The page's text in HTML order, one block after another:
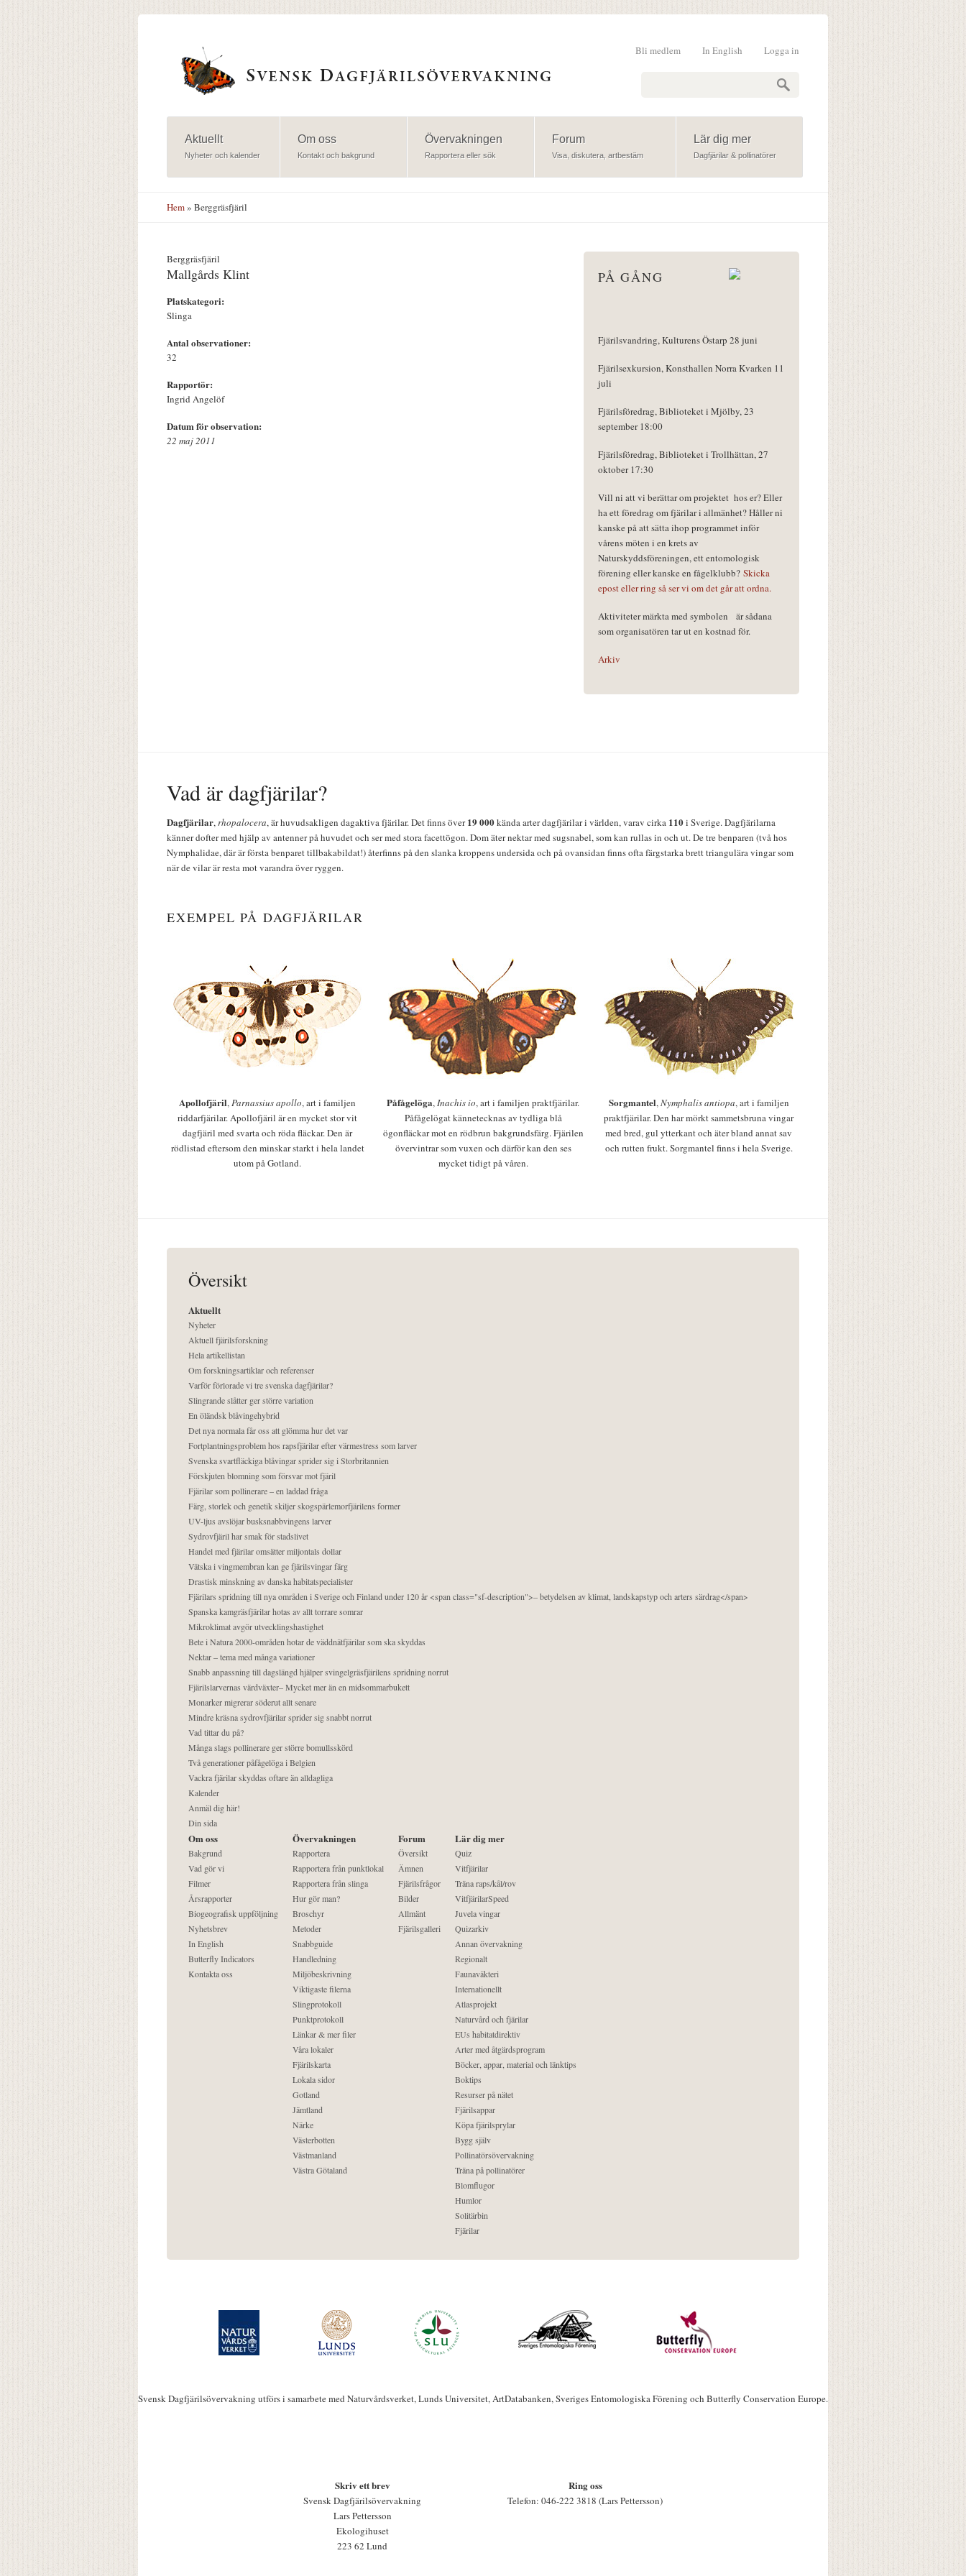
Logga in
In English
Bli medlem
Aktuellt
Nyheter och kalender
Om oss
Kontakt och bakgrund
Övervakningen
Rapportera eller sök
Forum
Visa, diskutera, artbestäm
Lär dig mer
Dagfjärilar & pollinatörer
Hem» Berggräsfjäril
Berggräsfjäril
Mallgårds Klint
Platskategori:
Slinga
Antal observationer:
32
Rapportör:
Ingrid Angelöf
Datum för observation:
22 maj 2011
PÅ GÅNG
Fjärilsvandring, Kulturens Östarp 28 juni
Fjärilsexkursion, Konsthallen Norra Kvarken 11
juli
Fjärilsföredrag, Biblioteket i Mjölby, 23
september 18:00
Fjärilsföredrag, Biblioteket i Trollhättan, 27
oktober 17:30
Vill ni att vi berättar om projektet hos er? Eller
ha ett föredrag om fjärilar i allmänhet? Håller ni
kanske på att sätta ihop programmet inför
vårens möten i en krets av
Naturskyddsföreningen, ett entomologisk
förening eller kanske en fågelklubb? Skicka
epost eller ring så ser vi om det går att ordna.
Aktiviteter märkta med symbolen
är sådana
som organisatören tar ut en kostnad för.
Arkiv
Vad är dagfjärilar?
Dagfjärilar,rhopalocera, är huvudsakligen dagaktiva fjärilar. Det finns över19 000kända arter dagfjärilar i världen, varav cirka 110i Sverige. Dagfjärilarna
känner dofter med hjälp av antenner på huvudet och ser med stora facettögon. Dom äter nektar med sugsnabel, som kan rullas in och ut. De tre benparen (två hos
Nymphalidae, där är första benparet tillbakabildat!) återfinns på den slanka kroppens undersida och på ovansidan finns ofta färgstarka brett triangulära vingar som
när de vilar är resta mot varandra över ryggen.
EXEMPEL PÅ DAGFJÄRILAR
Apollofjäril,Parnassius apollo, art i familjen
riddarfjärilar. Apollofjäril är en mycket stor vit
dagfjäril med svarta och röda fläckar. Den är
rödlistad eftersom den minskar starkt i hela landet
utom på Gotland.
Påfågelöga,Inachis io, art i familjen praktfjärilar.
Påfågelögat kännetecknas av tydliga blå
ögonfläckar mot en rödbrun bakgrundsfärg. Fjärilen
övervintrar som vuxen och därför kan den ses
mycket tidigt på våren.
Sorgmantel,Nymphalis antiopa, art i familjen
praktfjärilar. Den har mörkt sammetsbruna vingar
med bred, gul ytterkant och äter bland annat sav
och rutten frukt. Sorgmantel finns i hela Sverige.
Översikt
Aktuellt
Nyheter
Aktuell fjärilsforskning
Hela artikellistan
Om forskningsartiklar och referenser
Varför förlorade vi tre svenska dagfjärilar?
Slingrande slåtter ger större variation
En öländsk blåvingehybrid
Det nya normala får oss att glömma hur det var
Fortplantningsproblem hos rapsfjärilar efter värmestress som larver
Svenska svartfläckiga blåvingar sprider sig i Storbritannien
Förskjuten blomning som försvar mot fjäril
Fjärilar som pollinerare – en laddad fråga
Färg, storlek och genetik skiljer skogspärlemorfjärilens former
UV-ljus avslöjar busksnabbvingens larver
Sydrovfjäril har smak för stadslivet
Handel med fjärilar omsätter miljontals dollar
Vätska i vingmembran kan ge fjärilsvingar färg
Drastisk minskning av danska habitatspecialister
Fjärilars spridning till nya områden i Sverige och Finland under 120 år <span class="sf-description">– betydelsen av klimat, landskapstyp och arters särdrag</span>
Spanska kamgräsfjärilar hotas av allt torrare somrar
Mikroklimat avgör utvecklingshastighet
Bete i Natura 2000-områden hotar de väddnätfjärilar som ska skyddas
Nektar – tema med många variationer
Snabb anpassning till dagslängd hjälper svingelgräsfjärilens spridning norrut
Fjärilslarvernas värdväxter– Mycket mer än en midsommarbukett
Monarker migrerar söderut allt senare
Mindre kräsna sydrovfjärilar sprider sig snabbt norrut
Vad tittar du på?
Många slags pollinerare ger större bomullsskörd
Två generationer påfågelöga i Belgien
Vackra fjärilar skyddas oftare än alldagliga
Kalender
Anmäl dig här!
Din sida
Om oss
Bakgrund
Vad gör vi
Filmer
Årsrapporter
Biogeografisk uppföljning
Nyhetsbrev
In English
Butterfly Indicators
Kontakta oss
Övervakningen
Rapportera
Rapportera från punktlokal
Rapportera från slinga
Hur gör man?
Broschyr
Metoder
Snabbguide
Handledning
Miljöbeskrivning
Viktigaste filerna
Slingprotokoll
Punktprotokoll
Länkar & mer filer
Våra lokaler
Fjärilskarta
Lokala sidor
Gotland
Jämtland
Närke
Västerbotten
Västmanland
Västra Götaland
Forum
Översikt
Ämnen
Fjärilsfrågor
Bilder
Allmänt
Fjärilsgalleri
Lär dig mer
Quiz
Vitfjärilar
Träna raps/kål/rov
VitfjärilarSpeed
Juvela vingar
Quizarkiv
Annan övervakning
Regionalt
Faunaväkteri
Internationellt
Atlasprojekt
Naturvård och fjärilar
EUs habitatdirektiv
Arter med åtgärdsprogram
Böcker, appar, material och länktips
Boktips
Resurser på nätet
Fjärilsappar
Köpa fjärilsprylar
Bygg själv
Pollinatörsövervakning
Träna på pollinatörer
Blomflugor
Humlor
Solitärbin
Fjärilar
Svensk Dagfjärilsövervakning utförs i samarbete med Naturvårdsverket, Lunds Universitet, ArtDatabanken, Sveriges Entomologiska Förening och Butterfly Conservation Europe.
Skriv ett brev
Svensk Dagfjärilsövervakning
Lars Pettersson
Ekologihuset
223 62 Lund
Ring oss
Telefon: 046-222 3818 (Lars Pettersson)